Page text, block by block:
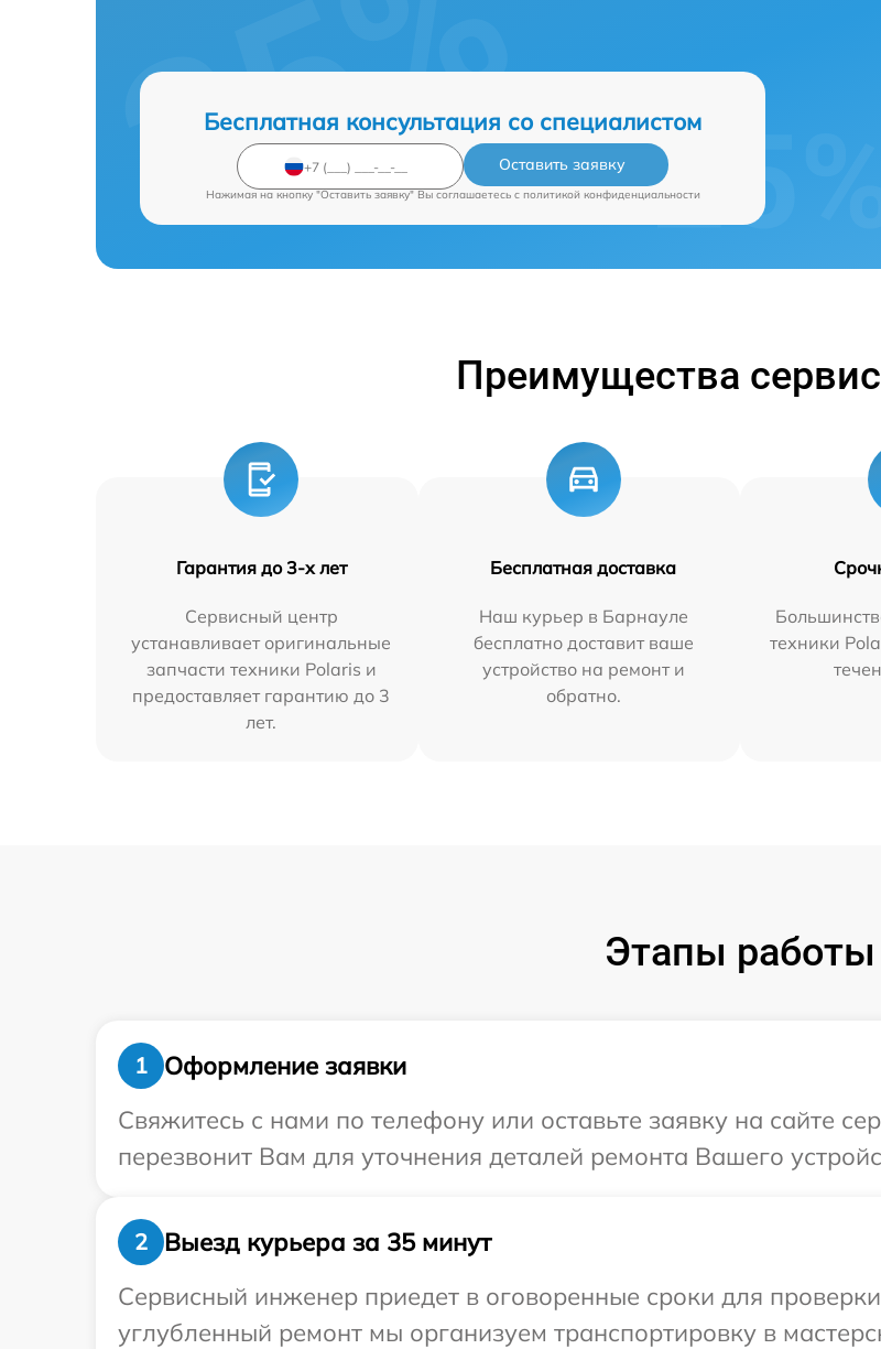
Бесплатная консультация со специалистом
Оставить заявку
Нажимая на кнопку "Оставить заявку" Вы соглашаетесь c политикой конфиденциальности
Преимущества
Гарантия до 3-х лет
Сервисный центр
устанавливает оригинальные
запчасти техники Polaris и
предоставляет гарантию до 3
лет.
Бесплатная доставка
Наш курьер в Барнауле
бесплатно доставит ваше
устройство на ремонт и
обратно.
техники
Этапы работы
1
Оформление заявки
Свяжитесь с нами по телефону или оставьте заявку на сайте
перезвонит Вам для уточнения деталей ремонта Вашего
2
Выезд курьера за 35 минут
Сервисный инженер приедет в оговоренные сроки для
углубленный ремонт мы организуем транспортировку в